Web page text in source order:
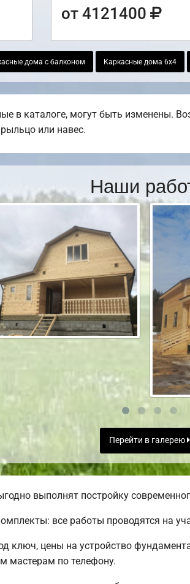
от 4121400
дома с балконом Каркасные дома 6х4
в каталоге, могут быть изменены.
или навес.
Наши
Перейти в галерею
выполнят постройку
все работы проводятся на
цены на устройство
мастерам по телефону.